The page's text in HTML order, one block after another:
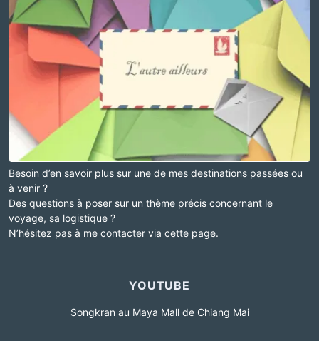
Besoin d’en savoir plus sur une de mes destinations passées ou
à venir ?
Des questions à poser sur un thème précis concernant le
voyage, sa logistique ?
N’hésitez pas à me contacter via cette page.
YOUTUBE
Songkran au Maya Mall de Chiang Mai